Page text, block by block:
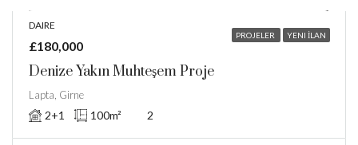
PROJELER YENI İLAN
DAIRE
£180,000
Denize Yakın Muhteşem Proje
Lapta, Girne
2+1 100m² 2